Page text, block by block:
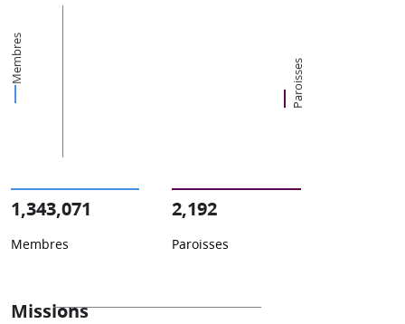
Membres Paroisses
1,343,071
Membres
2,192
Paroisses
Missions